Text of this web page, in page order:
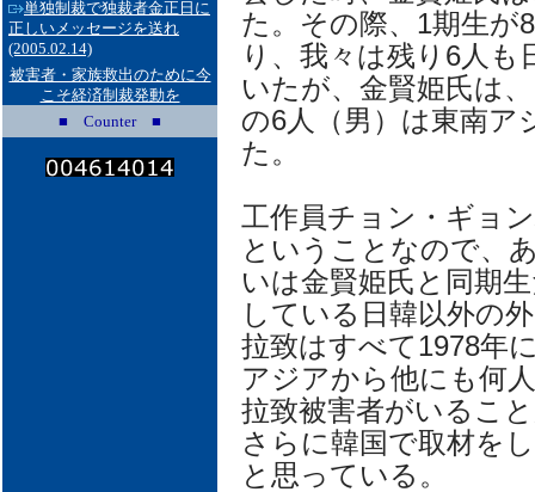
単独制裁で独裁者金正日に
正しいメッセージを送れ
(2005.02.14)
被害者・家族救出のために今
こそ経済制裁発動を
■ Counter ■
た。その際、1期生が
り、我々は残り6人
いたが、金賢姫氏は
の6人（男）は東南ア
た。
工作員チョン・ギョ
ということなので、
いは金賢姫氏と同期
している日韓以外の
拉致はすべて1978年
アジアから他にも何
拉致被害者がいるこ
さらに韓国で取材を
と思っている。